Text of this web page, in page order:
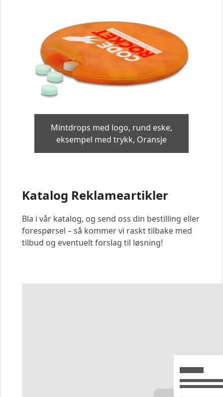
Mintdrops med logo, rund eske,
eksempel med trykk, Oransje
Katalog Reklameartikler
Bla i vår katalog, og send oss din bestilling eller
forespørsel – så kommer vi raskt tilbake med
tilbud og eventuelt forslag til løsning!